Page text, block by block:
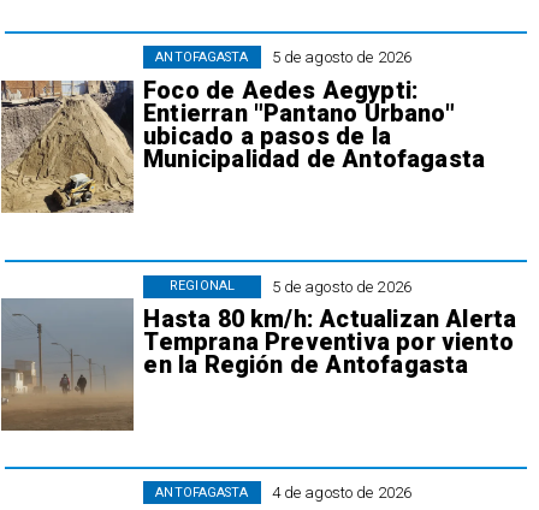
5 de agosto de 2026
Foco de Aedes Aegypti:
Entierran "Pantano Urbano"
ubicado a pasos de la
Municipalidad de Antofagasta
ANTOFAGASTA
5 de agosto de 2026
Hasta 80 km/h: Actualizan Alerta
Temprana Preventiva por viento
en la Región de Antofagasta
REGIONAL
4 de agosto de 2026
ANTOFAGASTA